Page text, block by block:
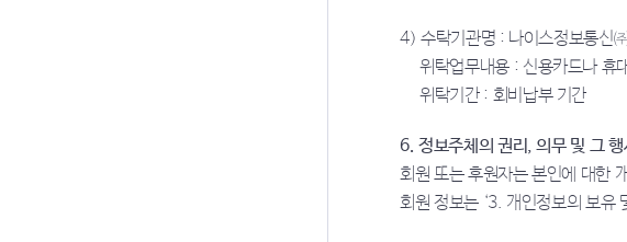
4) 수탁기관명 : 나이스정보통신
위탁업무내용 : 신용카드나 휴
위탁기간 : 회비납부 기간
6. 정보주체의 권리, 의무 및 그 행
회원 또는 후원자는 본인에 대한
회원 정보는 ‘3. 개인정보의 보유